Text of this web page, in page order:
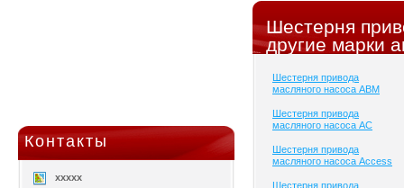
Контакты
xxxxx
Шестерня
другие марки
Шестерня привода
масляного насоса ABM
Шестерня привода
масляного насоса AC
Шестерня привода
масляного насоса Access
Шестерня привода